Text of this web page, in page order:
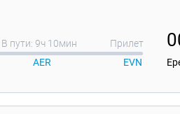
Прилет
EVN
В пути: 9ч 10мин
AER